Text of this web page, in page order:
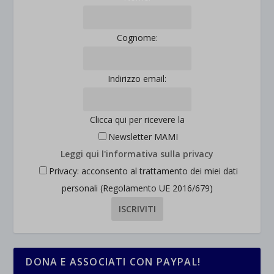
Cognome:
Indirizzo email:
Clicca qui per ricevere la
Newsletter MAMI
Leggi qui l'informativa sulla privacy
Privacy: acconsento al trattamento dei miei dati
personali (Regolamento UE 2016/679)
DONA E ASSOCIATI CON PAYPAL!